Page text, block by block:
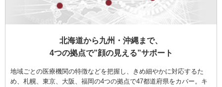
北海道から九州・沖縄まで、
4つの拠点で”顔の見える”サポート
地域ごとの医療機関の特徴などを把握し、きめ細やかに対応するた
め、札幌、東京、大阪、福岡の4つの拠点で47都道府県をカバー。キ